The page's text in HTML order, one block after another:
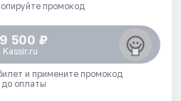
промокод
500 ₽
Kassir.ru
и примените промокод
до оплаты